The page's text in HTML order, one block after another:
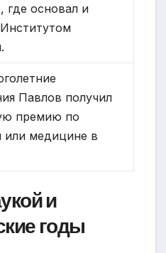
где основал и
Павлов получил
премию по
или медицине в
и
годы